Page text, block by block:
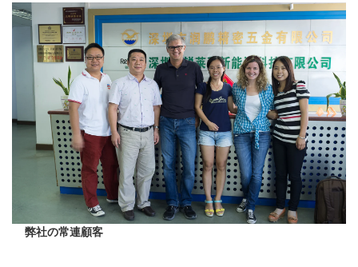
弊社の常連顧客